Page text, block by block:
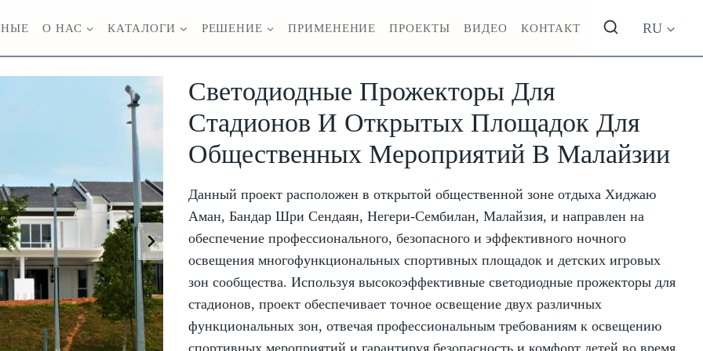
О НАС КАТАЛОГИ РЕШЕНИЕ ПРИМЕНЕНИЕ ПРОЕКТЫ ВИДЕО КОНТАКТ RU
Светодиодные Прожекторы Для
Стадионов И Открытых Площадок Для
Общественных Мероприятий В Малайзии
Данный проект расположен в открытой общественной зоне отдыха Хиджаю
Аман, Бандар Шри Сендаян, Негери-Сембилан, Малайзия, и направлен на
обеспечение профессионального, безопасного и эффективного ночного
освещения многофункциональных спортивных площадок и детских игровых
зон сообщества. Используя высокоэффективные светодиодные прожекторы для
стадионов, проект обеспечивает точное освещение двух различных
функциональных зон, отвечая профессиональным требованиям к освещению
спортивных мероприятий и гарантируя безопасность и комфорт детей во время